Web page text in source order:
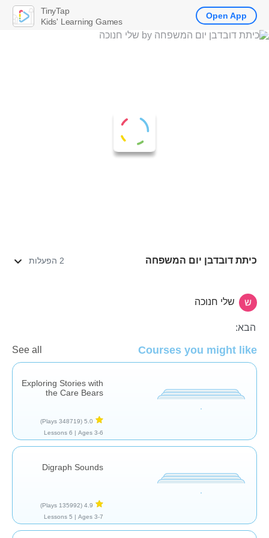
כיתת דובדבן יום המשפחה 2 הפעלות
עבריתשלי חנוכה
הבא:
Courses you might like
See all
Exploring Stories with
the Care Bears
5.0
(348719 Plays)
Ages 3-6 |
6 Lessons
Digraph Sounds
4.9
(135992 Plays)
Ages 3-7 |
5 Lessons
TinyTap
Kids' Learning Games
Open App